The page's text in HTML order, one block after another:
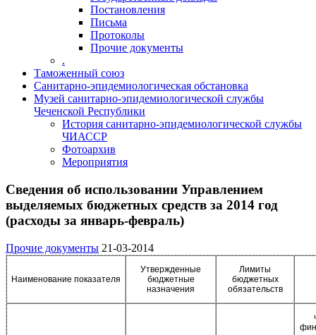
Постановления
Письма
Протоколы
Прочие документы
.
Таможенный союз
Санитарно-эпидемиологическая обстановка
Музей санитарно-эпидемиологической службы
Чеченской Республики
История санитарно-эпидемиологической службы
ЧИАССР
Фотоархив
Мероприятия
Сведения об использовании Управлением
выделяемых бюджетных средств за 2014 год
(расходы за январь-февраль)
Прочие документы 21-03-2014
Наименование показателя
Утвержденные
бюджетные
назначения
Лимиты
бюджетных
обязательств